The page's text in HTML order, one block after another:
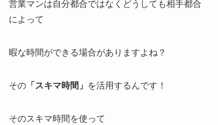
営業マンは自分都合ではなくどうしても相手都合
によって
暇な時間ができる場合がありますよね？
その「スキマ時間」 を活用するんです！
そのスキマ時間を使って